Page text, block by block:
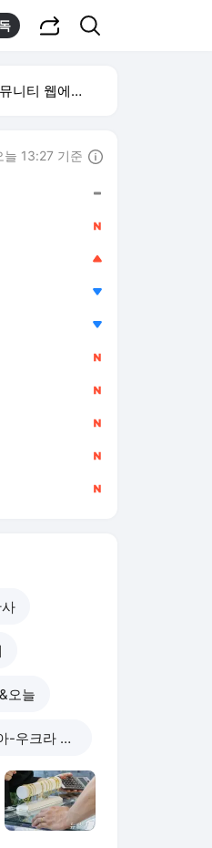
웹에서 보기
늘 13:27 기준
오늘
러시아-우크라 전쟁